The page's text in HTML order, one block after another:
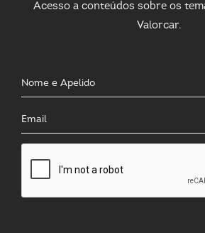
Acesso a conteúdos sobre os
Valorcar.